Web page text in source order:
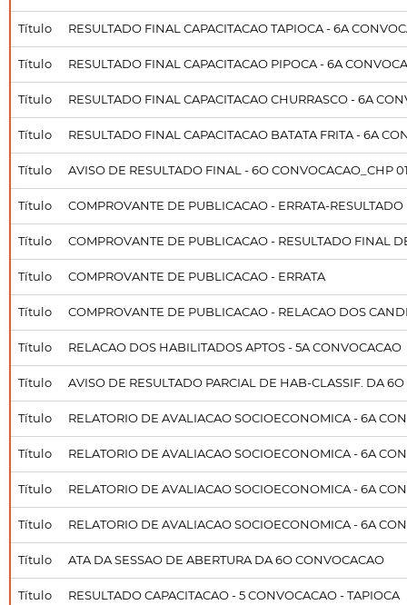
Título RESULTADO FINAL CAPACITACAO TAPIOCA - 6A
Título RESULTADO FINAL CAPACITACAO PIPOCA - 6A
Título RESULTADO FINAL CAPACITACAO CHURRASCO - 6A
Título RESULTADO FINAL CAPACITACAO BATATA FRITA - 6A
Título AVISO DE RESULTADO FINAL - 6O CONVOCACAO_CHP
Título COMPROVANTE DE PUBLICACAO - ERRATA-
Título COMPROVANTE DE PUBLICACAO - RESULTADO FINAL
Título COMPROVANTE DE PUBLICACAO - ERRATA
Título COMPROVANTE DE PUBLICACAO - RELACAO DOS
Título RELACAO DOS HABILITADOS APTOS - 5A CONVOCACAO
Título AVISO DE RESULTADO PARCIAL DE HAB-CLASSIF. DA
Título RELATORIO DE AVALIACAO SOCIOECONOMICA - 6A
Título RELATORIO DE AVALIACAO SOCIOECONOMICA - 6A
Título RELATORIO DE AVALIACAO SOCIOECONOMICA - 6A
Título RELATORIO DE AVALIACAO SOCIOECONOMICA - 6A
Título ATA DA SESSAO DE ABERTURA DA 6O CONVOCACAO
Título RESULTADO CAPACITACAO - 5 CONVOCACAO - TAPIOCA